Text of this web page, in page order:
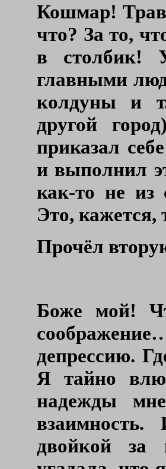
Кошмар!
что? За то,
в столбик!
главными
колдуны и
другой
приказал
и выполнил
как-то не из
Это, кажется,
Прочёл
Боже мой!
депрессию.
Я тайно
надежды
двойкой за